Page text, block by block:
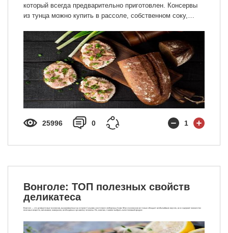
который всегда предварительно приготовлен. Консервы
из тунца можно купить в рассоле, собственном соку,
консервов предлагают мясо тунца кусочками или филе.
Если у вас нет банки-другой консервированного тунца в
холодильнике, предлагаем вам пересмотреть этот
подход, добавить его в список продуктов и вот почему.
25996 0 1
Вонголе: ТОП полезных свойств
деликатеса
Вонголе — это деликатесные моллюски, вылавливаемые на острове Сахалин у восточного побережья Азии. Мясо моллюсков не только обладает необычайным вкусом, но и содержит множество
полезных веществ, витаминов, минералов, необходимых организму человека. Но, конечно, главное выбрать качественный продукт.